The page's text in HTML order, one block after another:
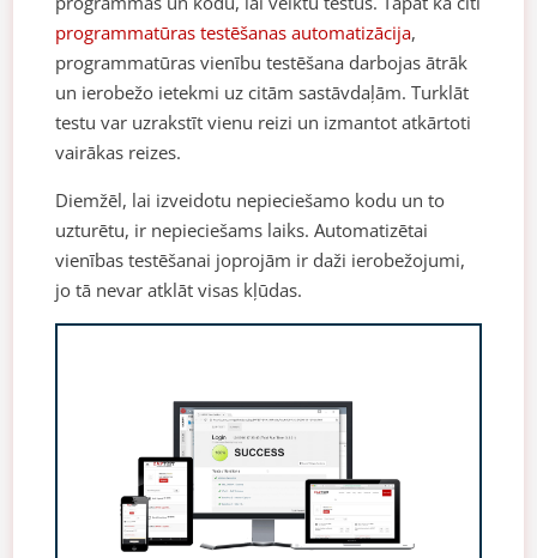
programmatūras testēšanas automatizācija,
programmatūras vienību testēšana darbojas ātrāk
un ierobežo ietekmi uz citām sastāvdaļām. Turklāt
testu var uzrakstīt vienu reizi un izmantot atkārtoti
vairākas reizes.
Diemžēl, lai izveidotu nepieciešamo kodu un to
uzturētu, ir nepieciešams laiks. Automatizētai
vienības testēšanai joprojām ir daži ierobežojumi,
jo tā nevar atklāt visas kļūdas.